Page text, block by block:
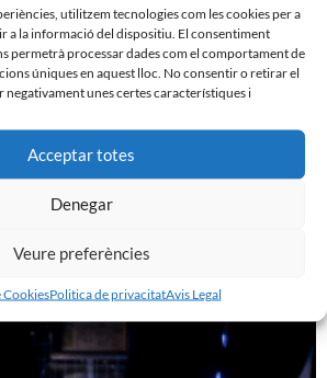
utilitzem tecnologies com les cookies per a
a la informació del dispositiu. El consentiment
permetrà processar dades com el comportament de
úniques en aquest lloc. No consentir o retirar el
unes certes característiques i
Acceptar totes
Denegar
Veure preferències
CookiesPolitica de privacitatAvis Legal
NOU JUGADOR DEL CE SABADELL